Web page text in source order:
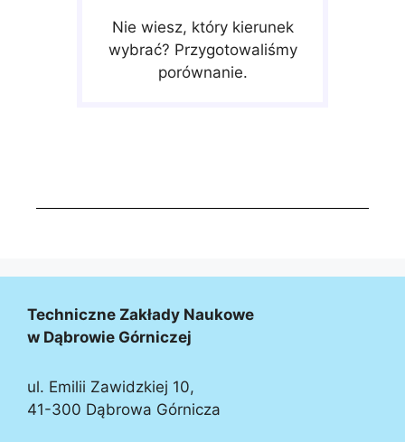
Nie wiesz, który kierunek
wybrać? Przygotowaliśmy
porównanie.
Techniczne Zakłady Naukowe
w Dąbrowie Górniczej
ul. Emilii Zawidzkiej 10,
41-300 Dąbrowa Górnicza